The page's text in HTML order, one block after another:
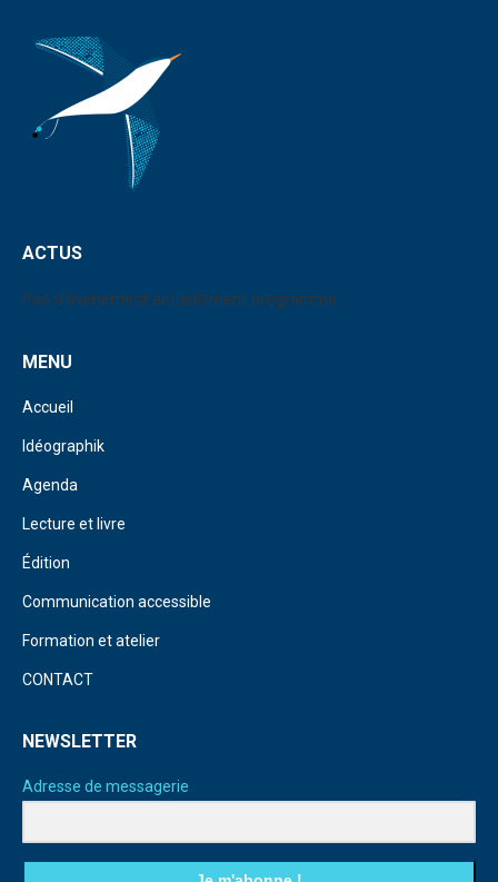
ACTUS
Pas d'événement actuellement programmé.
MENU
Accueil
Idéographik
Agenda
Lecture et livre
Édition
Communication accessible
Formation et atelier
CONTACT
NEWSLETTER
Adresse de messagerie